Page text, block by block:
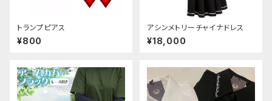
トランプピアス
¥800
アシンメトリーチャイナドレス
¥18,000